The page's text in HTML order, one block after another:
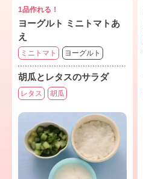
1品作れる！
ヨーグルト ミニトマトあ
え
ミニトマト ヨーグルト
胡瓜とレタスのサラダ
レタス 胡瓜